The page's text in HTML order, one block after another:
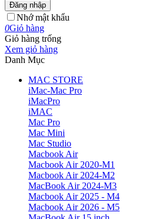
Đăng nhập
Nhớ mật khẩu
0Giỏ hàng
Giỏ hàng trống
Xem giỏ hàng
Danh Mục
MAC STORE
iMac-Mac Pro
iMacPro
iMAC
Mac Pro
Mac Mini
Mac Studio
Macbook Air
Macbook Air 2020-M1
Macbook Air 2024-M2
MacBook Air 2024-M3
Macbook Air 2025 - M4
Macbook Air 2026 - M5